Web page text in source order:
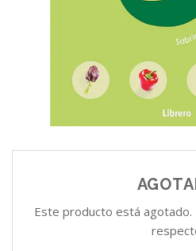
Este producto está agotado.